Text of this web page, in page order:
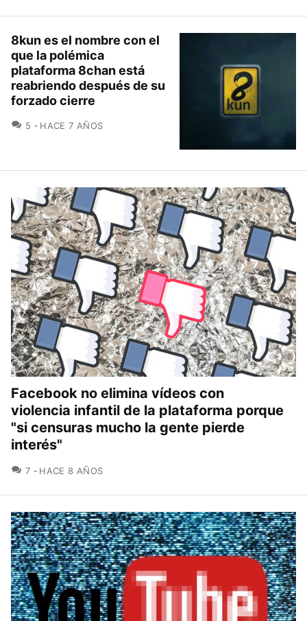
8kun es el nombre con el
que la polémica
plataforma 8chan está
reabriendo después de su
forzado cierre
5 COMENTARIOS
HACE 7 AÑOS
Facebook no elimina vídeos con
violencia infantil de la plataforma porque
"si censuras mucho la gente pierde
interés"
7 COMENTARIOS
HACE 8 AÑOS